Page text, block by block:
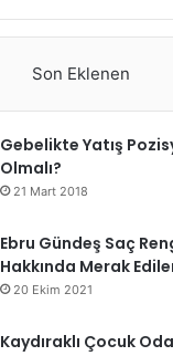
Son Eklenen
Gebelikte Yatış
Olmalı?
21 Mart 2018
Ebru Gündeş Saç
Hakkında Merak
20 Ekim 2021
Kaydıraklı Çocuk